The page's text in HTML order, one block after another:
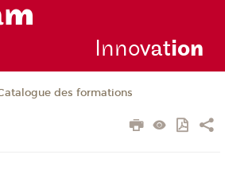
Innovation
des formations